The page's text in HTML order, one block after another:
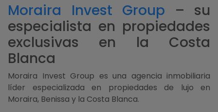
Moraira Invest Group – su
especialista en propiedades
exclusivas en la Costa
Blanca
Moraira Invest Group es una agencia inmobiliaria
líder especializada en propiedades de lujo en
Moraira, Benissa y la Costa Blanca.